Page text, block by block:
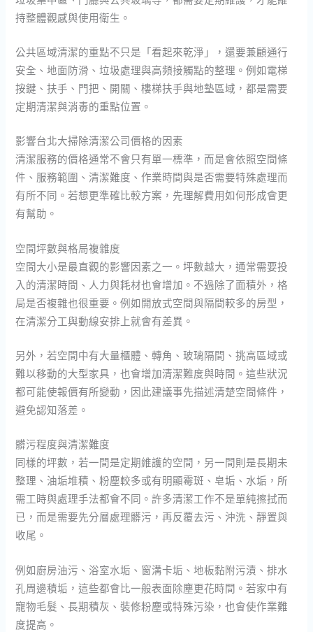
持整體觀感與使用衛生。
公共區域清潔的重點不只是「看起來乾淨」，還要兼顧通行
安全、地面防滑、垃圾處理與高頻接觸點的整理。例如電梯
按鍵、扶手、門把、開關、樓梯扶手與地墊區域，都是需要
定期清潔與消毒的重點位置。
影響台北大掃除清潔公司價格的因素
清潔服務的價格通常不會只有單一標準，而是會依照空間條
件、服務範圍、清潔難度、作業時間與是否需要特殊處理而
有所不同。若想更準確比較方案，先理解費用如何形成會更
有幫助。
空間坪數與格局複雜度
空間大小是最直觀的影響因素之一。坪數越大，通常需要投
入的清潔時間、人力與耗材也會增加。不過除了面積外，格
局是否複雜也很重要。例如開放式空間與隔間較多的房型，
在清潔分工與動線安排上就會有差異。
另外，若空間中有大量櫃體、轉角、玻璃隔間、挑高區域或
難以移動的大型家具，也會增加清潔難度與時間。這些狀況
都可能使報價有所變動，因此建議事先描述清楚空間條件，
避免認知落差。
髒污程度與清潔難度
同樣的坪數，若一間是定期維護的空間，另一間則是長期未
整理、油垢堆積、粉塵較多或有明顯霉斑、皂垢、水垢，所
需工時與處理手法都會不同。許多清潔工作不是單純擦拭而
已，而是需要先分層處理髒污，再反覆去污、沖洗、靜置與
收尾。
例如廚房油污、浴室水垢、窗溝卡垢、地板黏附污漬、排水
孔周邊積垢，這些都會比一般表面除塵更花時間。若家中有
寵物毛髮、長期積灰、裝修粉塵或特殊污染，也會使作業難
度提高。